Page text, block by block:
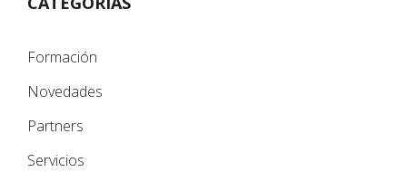
Formación
Novedades
Partners
Servicios